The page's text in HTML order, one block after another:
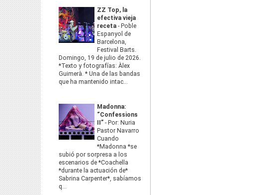
ZZ Top, la
efectiva vieja
receta - Poble
Espanyol de
Barcelona,
Festival Barts.
Domingo, 19 de julio de 2026.
*Texto y fotografías: Àlex
Guimerà. * Una de las bandas
que ha mantenido intac...
Madonna:
“Confessions
II” - Por: Nuria
Pastor Navarro
Cuando
*Madonna *se
subió por sorpresa a los
escenarios de *Coachella
*durante la actuación de*
Sabrina Carpenter*, sabíamos
q...